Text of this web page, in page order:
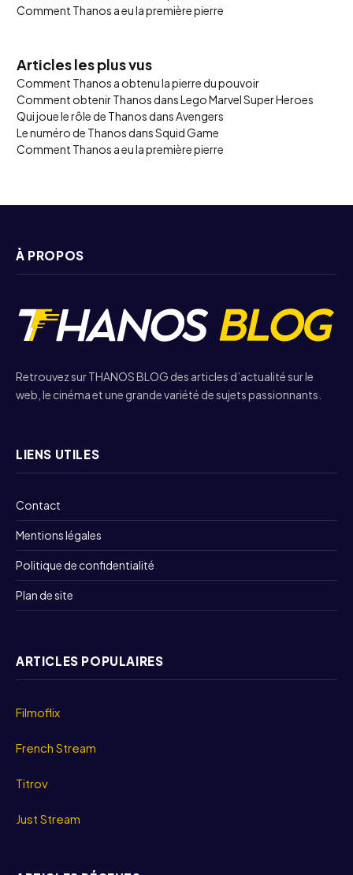
Comment Thanos a eu la première pierre
Articles les plus vus
Comment Thanos a obtenu la pierre du pouvoir
Comment obtenir Thanos dans Lego Marvel Super Heroes
Qui joue le rôle de Thanos dans Avengers
Le numéro de Thanos dans Squid Game
Comment Thanos a eu la première pierre
À PROPOS
Retrouvez sur THANOS BLOG des articles d’actualité sur le
web, le cinéma et une grande variété de sujets passionnants.
LIENS UTILES
Contact
Mentions légales
Politique de confidentialité
Plan de site
ARTICLES POPULAIRES
Filmoflix
French Stream
Titrov
Just Stream